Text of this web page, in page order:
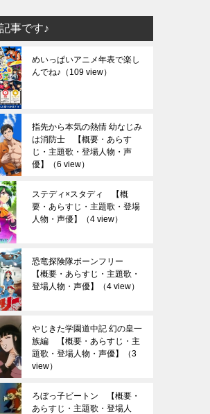
事です♪
めいっぱいアニメ年表で楽し
んでね♪ （109 view）
指先から本気の熱情 幼なじみ
は消防士 【概要・あらす
じ・主題歌・登場人物・声
優】
（6 view）
ステディ×スタディ 【概
要・あらすじ・主題歌・登場
人物・声優】
（4 view）
恐竜探険隊ボーンフリー
【概要・あらすじ・主題歌・
登場人物・声優】
（4 view）
やじきた学園道中記 幻の皇一
族編 【概要・あらすじ・主
題歌・登場人物・声優】
（3
view）
ろぼっ子ビートン 【概要・
あらすじ・主題歌・登場人